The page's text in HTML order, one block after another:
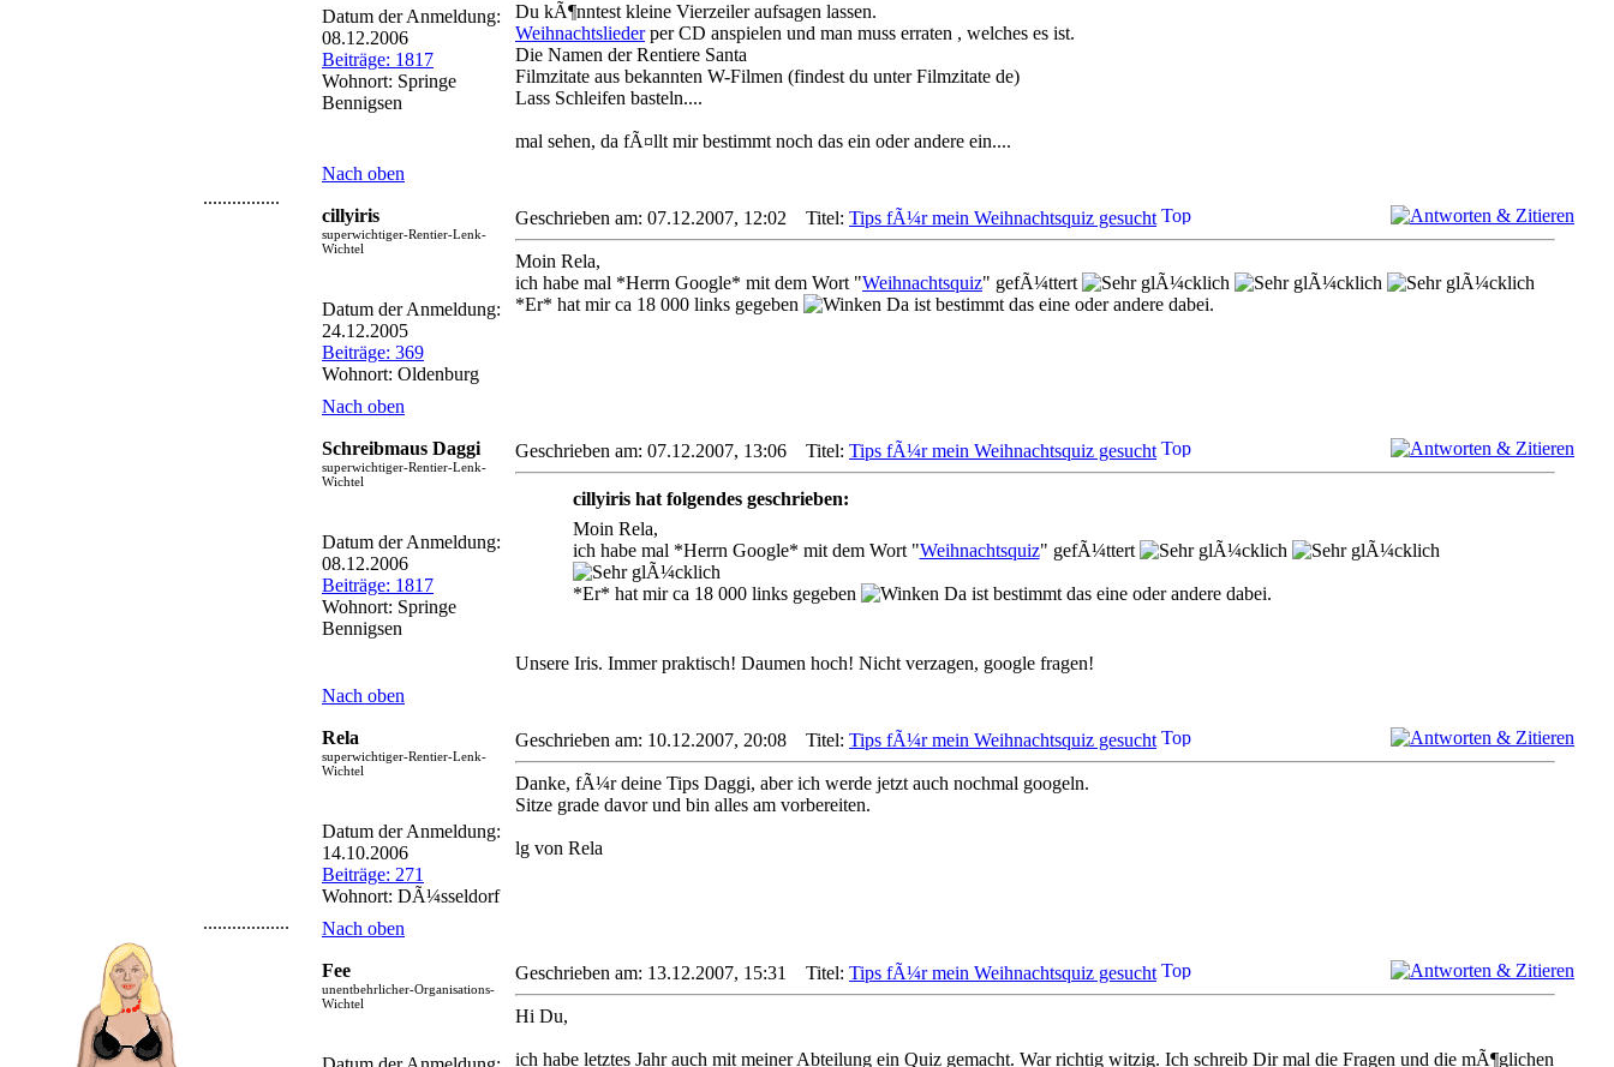
................
..................
Datum der Anmeldung:
08.12.2006
Beiträge: 1817
Wohnort: Springe
Bennigsen
Du kÃ¶nntest kleine Vierzeiler aufsagen lassen.
Weihnachtsliederper CD anspielen und man muss erraten , welches es ist.
Die Namen der Rentiere Santa
Filmzitate aus bekannten W-Filmen (findest du unter Filmzitate de)
Lass Schleifen basteln....
mal sehen, da fÃ¤llt mir bestimmt noch das ein oder andere ein....
Nach oben
cillyiris
superwichtiger-Rentier-Lenk-
Wichtel
Datum der Anmeldung:
24.12.2005
Beiträge: 369
Wohnort: Oldenburg
Geschrieben am: 07.12.2007, 12:02 Titel: Tips fÃ¼r mein Weihnachtsquiz gesucht
Moin Rela,
ich habe mal *Herrn Google* mit dem Wort "Weihnachtsquiz" gefÃ¼ttert
*Er* hat mir ca 18 000 links gegeben
Da ist bestimmt das eine oder andere dabei.
Nach oben
Schreibmaus Daggi
superwichtiger-Rentier-Lenk-
Wichtel
Datum der Anmeldung:
08.12.2006
Beiträge: 1817
Wohnort: Springe
Bennigsen
Geschrieben am: 07.12.2007, 13:06 Titel: Tips fÃ¼r mein Weihnachtsquiz gesucht
cillyiris hat folgendes geschrieben:
Moin Rela,
ich habe mal *Herrn Google* mit dem Wort "Weihnachtsquiz" gefÃ¼ttert
*Er* hat mir ca 18 000 links gegeben Da ist bestimmt das eine oder andere dabei.
Unsere Iris. Immer praktisch! Daumen hoch! Nicht verzagen, google fragen!
Nach oben
Rela
superwichtiger-Rentier-Lenk-
Wichtel
Datum der Anmeldung:
14.10.2006
Beiträge: 271
Wohnort: DÃ¼sseldorf
Geschrieben am: 10.12.2007, 20:08 Titel: Tips fÃ¼r mein Weihnachtsquiz gesucht
Danke, fÃ¼r deine Tips Daggi, aber ich werde jetzt auch nochmal googeln.
Sitze grade davor und bin alles am vorbereiten.
lg von Rela
Nach oben
Fee
unentbehrlicher-Organisations-
Wichtel
Geschrieben am: 13.12.2007, 15:31 Titel: Tips fÃ¼r mein Weihnachtsquiz gesucht
Hi Du,
ich habe letztes Jahr auch mit meiner Abteilung ein Quiz gemacht. War richtig witzig. Ich schreib Dir mal die Fragen und die mÃ¶glichen